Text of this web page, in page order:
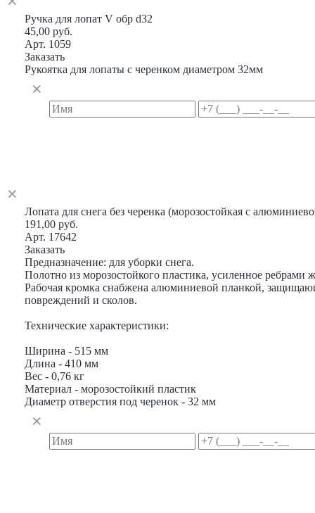
Ручка для лопат V обр d32
45,00 руб.
Арт. 1059
Заказать
Рукоятка для лопаты с черенком диаметром 32мм
Лопата для снега без черенка (морозостойкая с
191,00 руб.
Арт. 17642
Заказать
Предназначение: для уборки снега.
Полотно из морозостойкого пластика, усиленное ребрами
Рабочая кромка снабжена алюминиевой планкой,
повреждений и сколов.
Технические характеристики:
Ширина - 515 мм
Длина - 410 мм
Вес - 0,76 кг
Материал - морозостойкий пластик
Диаметр отверстия под черенок - 32 мм